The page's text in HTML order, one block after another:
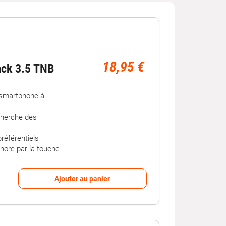
le transmetteur et de régler l’autoradio sur
microphone et des commandes permettant de
votre smartphone pendant vos
ou lorsque vous utilisez votre téléphone
3.5 TNB 18,95 €
à
des
par la touche
Ajouter au panier